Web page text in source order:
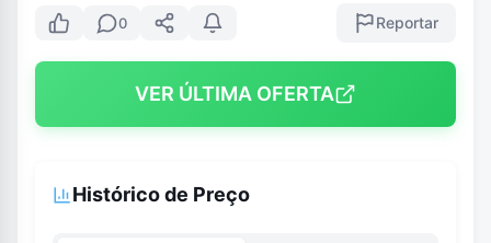
0 Reportar
VER ÚLTIMA OFERTA
Histórico de Preço